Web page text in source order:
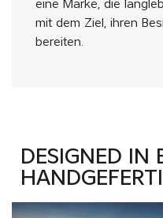
eine Marke, die
mit dem Ziel, ihren
bereiten.
DESIGNED IN